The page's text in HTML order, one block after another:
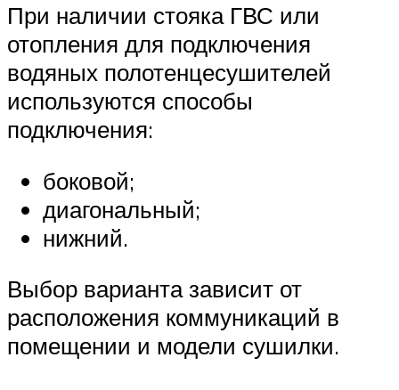
При наличии стояка ГВС или
отопления для подключения
водяных полотенцесушителей
используются способы
подключения:
боковой;
диагональный;
нижний.
Выбор варианта зависит от
расположения коммуникаций в
помещении и модели сушилки.